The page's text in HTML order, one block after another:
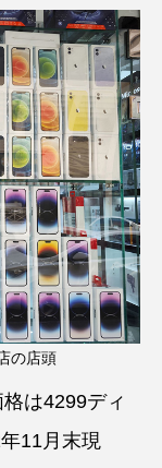
の店頭
は4299ディ
11月末現